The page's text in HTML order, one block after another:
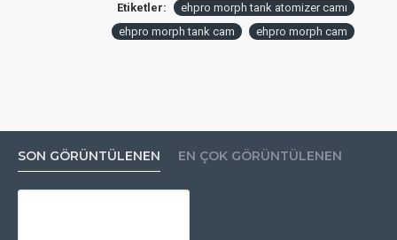
Etiketler:
ehpro morph tank atomizer camı
ehpro morph tank cam
ehpro morph cam
SON GÖRÜNTÜLENEN EN ÇOK GÖRÜNTÜLENEN